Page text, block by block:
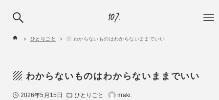
ひとりごと ▨ わからないものはわからないままでいい
▨ わからないものはわからないままでいい
2026年5月15日 ひとりごと maki.